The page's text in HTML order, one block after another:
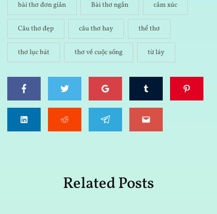
bài thơ đơn giản Bài thơ ngắn cảm xúc
Câu thơ đẹp câu thơ hay thể thơ
thơ lục bát thơ về cuộc sống từ láy
Related Posts